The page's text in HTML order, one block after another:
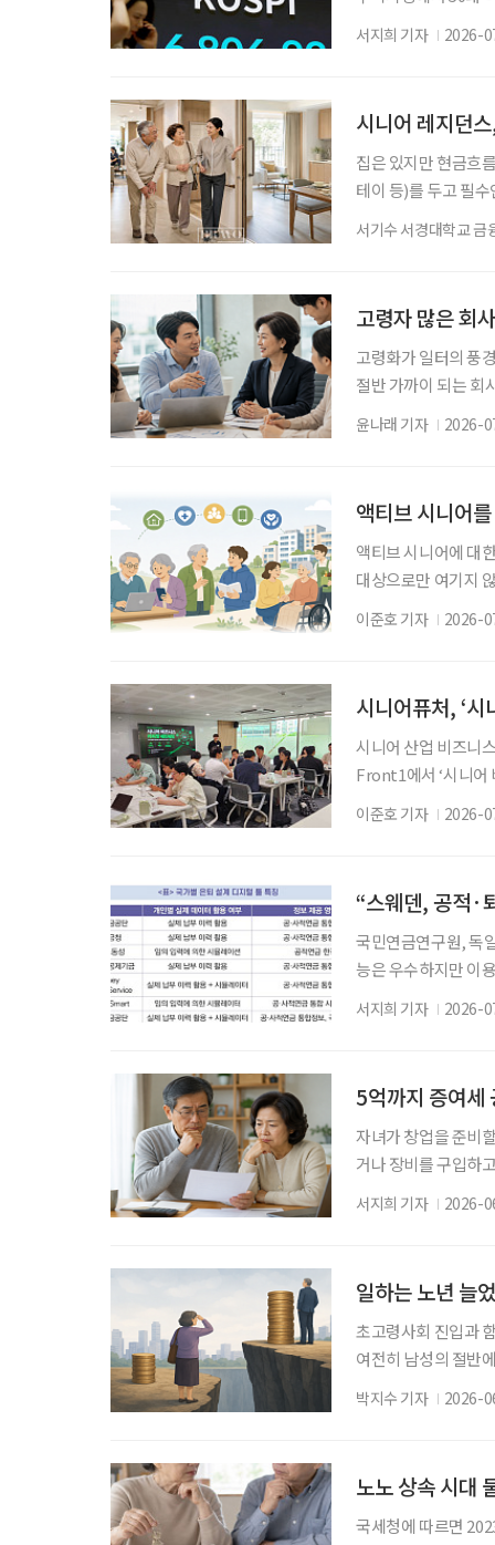
을 해지하거나 펀
변동성이 커지면서
서지희 기자 2026-
시니어 레지던
집은 있지만 현금흐
테이 등)를 두고 필
선택지가 될 수 있
데, 75세 이상 후기
서기수 서경대학교 금
고령자 많은 회
고령화가 일터의 풍
절반 가까이 되는 회
생산성이 떨어질까
중요한 것은 ‘고령
윤나래 기자 2026-
액티브 시니어
액티브 시니어에 대
대상으로만 여기지
연구가 이어지고
으로’란 주제로
이준호 기자 2026-
시니어퓨처, ‘시
시니어 산업 비즈니
Front1에서 ‘시니어
산업 창업가와 예
자들은 초고령사회
이준호 기자 2026-
국민연금연구원, 독
능은 우수하지만 이
털 툴(Digital tools)
면 성혜영 연구위
서지희 기자 2026-
5억까지 증여세
자녀가 창업을 준비
거나 장비를 구입하
리빙트러스트컨설
일반 증여보다 훨
서지희 기자 2026-
일하는 노년 늘
초고령사회 진입과
여전히 남성의 절반
여성 노후소득 현
에서 2025년
박지수 기자 2026-
노노 상속 시대
국세청에 따르면